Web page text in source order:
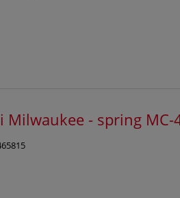
Milwaukee - spring